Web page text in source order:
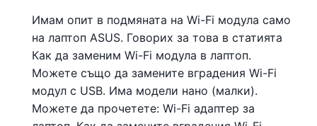
Имам опит в подмяната на Wi-Fi модула само
на лаптоп ASUS. Говорих за това в статията
Как да заменим Wi-Fi модула в лаптоп.
Можете също да замените вградения Wi-Fi
модул с USB. Има модели нано (малки).
Можете да прочетете: Wi-Fi адаптер за